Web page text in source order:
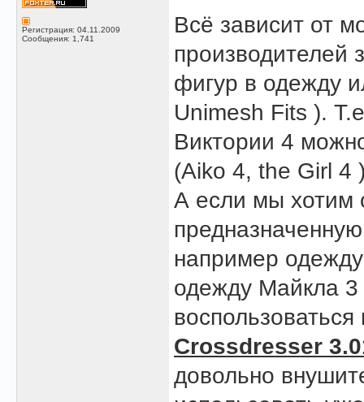
Регистрация: 04.11.2009
Сообщения: 1,741
Всё зависит от
фигур в одежду
Unimesh Fits ).
Виктории 4
(Aiko 4, the Girl 4
А если мы хотим
например
одежду Майкла
Crossdresser
довольно